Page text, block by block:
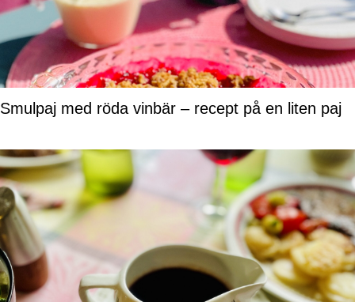
Smulpaj med röda vinbär – recept på en liten paj